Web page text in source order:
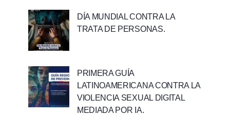
DÍA MUNDIAL CONTRA LA
TRATA DE PERSONAS.
PRIMERA GUÍA
LATINOAMERICANA CONTRA LA
VIOLENCIA SEXUAL DIGITAL
MEDIADA POR IA.